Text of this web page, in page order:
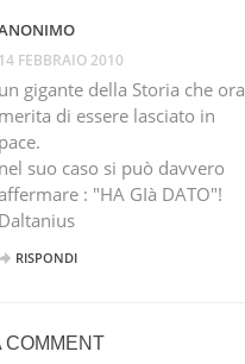
14 FEBBRAIO 2010
un gigante della Storia che ora
merita di essere lasciato in
pace.
nel suo caso si può davvero
: "HA GIà DATO"!
Daltanius
RISPONDI
COMMENT